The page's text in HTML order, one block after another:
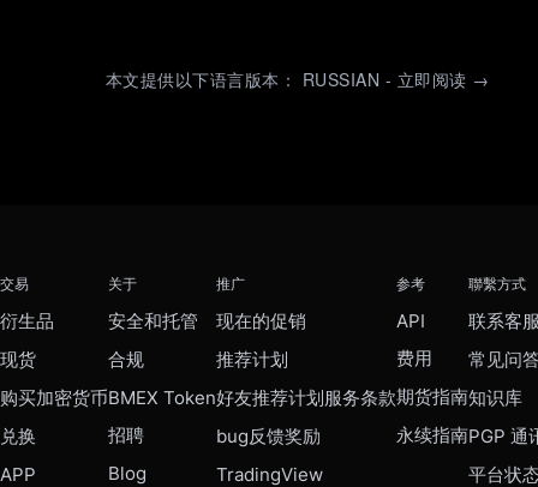
本文提供以下语言版本： RUSSIAN - 立即阅读 →
交易
衍生品
现货
购买加密货币
兑换
APP
关于
安全和托管
合规
BMEX Token
招聘
Blog
推广
现在的促销
推荐计划
好友推荐计划服务条款
bug反馈奖励
TradingView
参考
API
费用
期货指南
永续指南
聯繫方式
联系客
常见问
知识库
PGP 通
平台状